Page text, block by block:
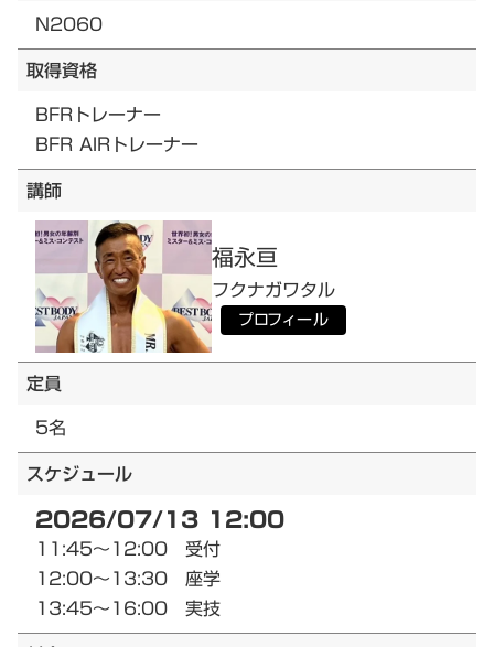
N2060
取得資格
BFRトレーナー
BFR AIRトレーナー
講師
福永亘
フクナガワタル
プロフィール
定員
5名
スケジュール
2026/07/13 12:00
11:45～12:00 受付
12:00～13:30 座学
13:45～16:00 実技